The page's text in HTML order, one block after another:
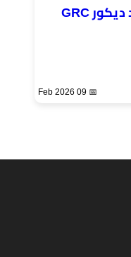
شركة نقوش زخارف مساجد ديكور GRC
📅 09 Feb 2026